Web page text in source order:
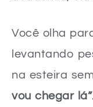
Você olha
levantando
na esteira
vou chegar lá”.